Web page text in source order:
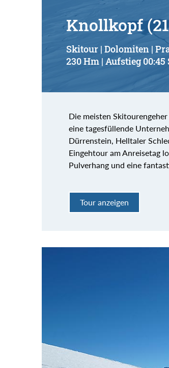
Knollkopf
Skitour | Dolomiten |
230 Hm | Aufstieg
Die meisten
eine tagesfüllende
Dürrenstein, Helltaler
Eingehtour am Anreisetag
Pulverhang und eine
Tour anzeigen